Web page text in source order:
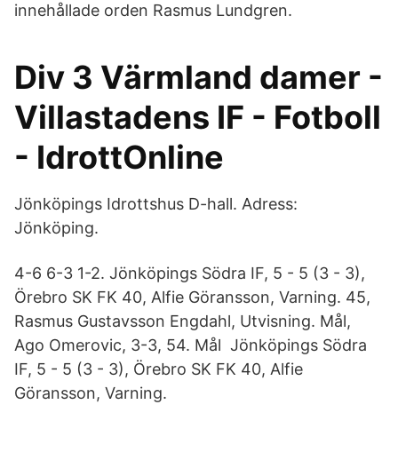
innehållade orden Rasmus Lundgren.
Div 3 Värmland damer -
Villastadens IF - Fotboll
- IdrottOnline
Jönköpings Idrottshus D-hall. Adress:
Jönköping.
4-6 6-3 1-2. Jönköpings Södra IF, 5 - 5 (3 - 3),
Örebro SK FK 40, Alfie Göransson, Varning. 45,
Rasmus Gustavsson Engdahl, Utvisning. Mål,
Ago Omerovic, 3-3, 54. Mål Jönköpings Södra
IF, 5 - 5 (3 - 3), Örebro SK FK 40, Alfie
Göransson, Varning.